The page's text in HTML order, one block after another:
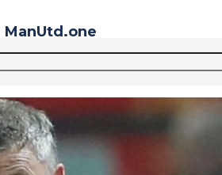
ManUtd .one